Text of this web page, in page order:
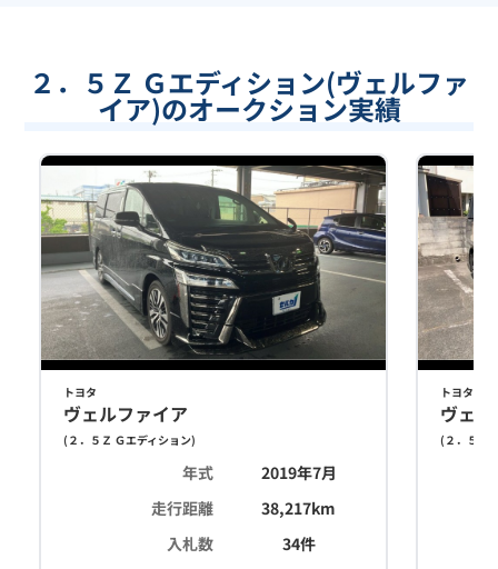
２．５Ｚ Ｇエディション(ヴェルファ
イア)のオークション実績
トヨタ
ヴェルファイア
( ２．５Ｚ Ｇエディション)
年式
2019年7月
走行距離
38,217km
入札数
34件
トヨタ
ヴェ
( ２．５Ｚ